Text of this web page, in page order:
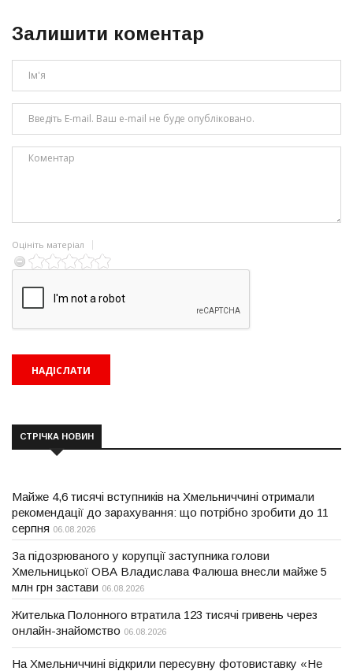
Залишити коментар
Оцініть матеріал
СТРІЧКА НОВИН
Майже 4,6 тисячі вступників на Хмельниччині отримали
рекомендації до зарахування: що потрібно зробити до 11
серпня 06.08.2026
За підозрюваного у корупції заступника голови
Хмельницької ОВА Владислава Фалюша внесли майже 5
млн грн застави 06.08.2026
Жителька Полонного втратила 123 тисячі гривень через
онлайн-знайомство 06.08.2026
На Хмельниччині відкрили пересувну фотовиставку «Не